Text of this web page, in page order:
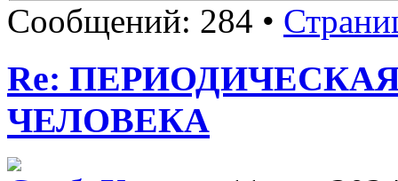
Сообщений: 284 •
Re:
ЧЕЛОВЕКА